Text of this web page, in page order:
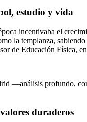
estudio y vida
incentivaba el
la templanza,
de Educación Física,
—análisis profundo,
duraderos